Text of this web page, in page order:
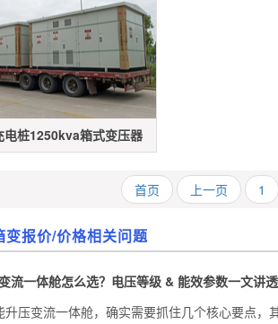
电桩1250kva箱式变压器
首页 上一页 1
变报价/价格相关问题
流一体舱怎么选？电压等级 & 能效参数一文讲透
升压变流一体舱，确实需要抓住几个核心要点